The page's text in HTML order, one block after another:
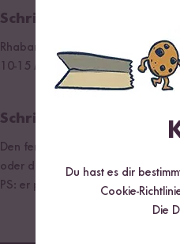
Schritt 02
Rhabarber- und Erdbeerwürfel,
10-15 Minuten köcheln lassen.
Schritt 03
Den fertigen Kompott noch heiß
oder direkt frisch genießen!
PS: er passt ausgezeichnet auch
Du hast es dir
Cookie-
Die